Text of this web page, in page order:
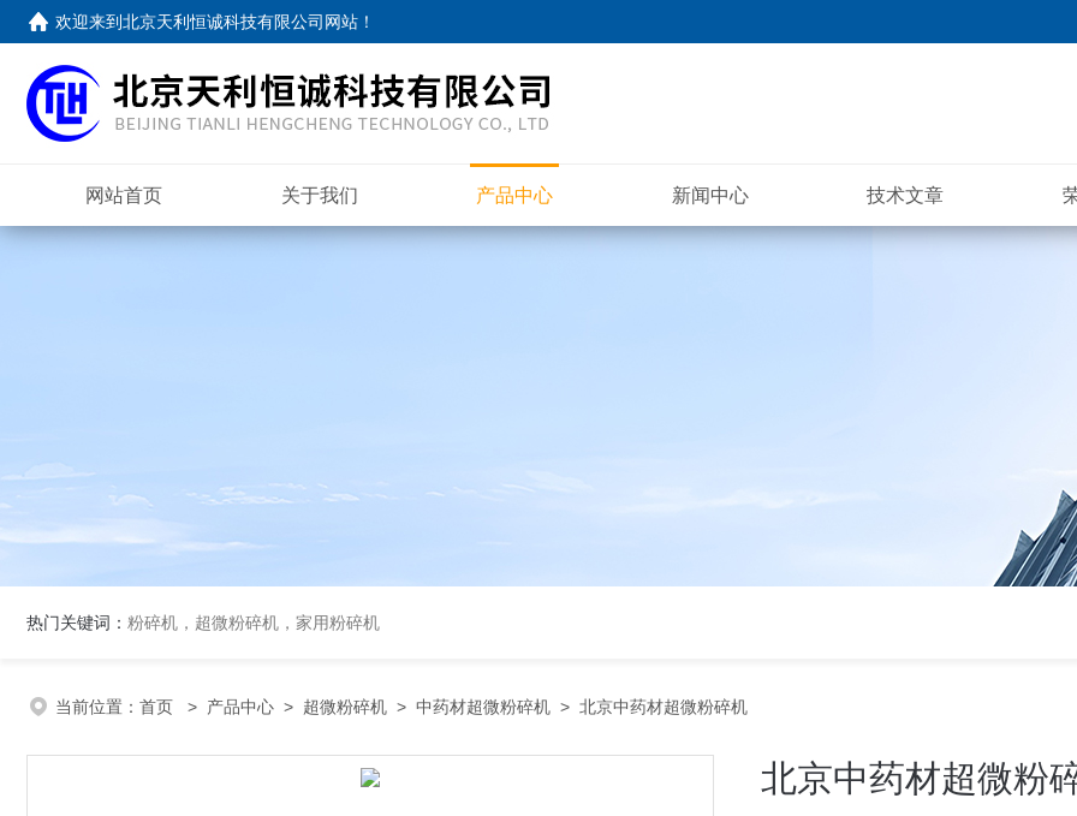
欢迎来到北京天利恒诚科技有限公司网站 ！
网站首页 关于我们 产品中心 新闻中心 技术文章
热门关键词： 粉碎机，超微粉碎机，家用粉碎机
当前位置： 首页 > 产品中心 > 超微粉碎机 > 中药材超微粉碎机 > 北京中药材超微粉碎机
北京中药材超微粉